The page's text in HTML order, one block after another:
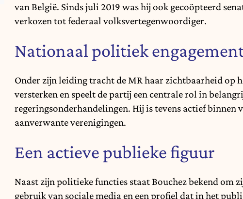
van België. Sinds juli 2019 was hij ook gecoöpteerd
verkozen tot federaal volksvertegenwoordiger.
Nationaal politiek
Onder zijn leiding tracht de MR haar zichtbaarheid op
versterken en speelt de partij een centrale rol in
regeringsonderhandelingen. Hij is tevens actief binnen
aanverwante verenigingen.
Een actieve publieke figuur
Naast zijn politieke functies staat Bouchez bekend om
gebruik van sociale media en een profiel dat in het